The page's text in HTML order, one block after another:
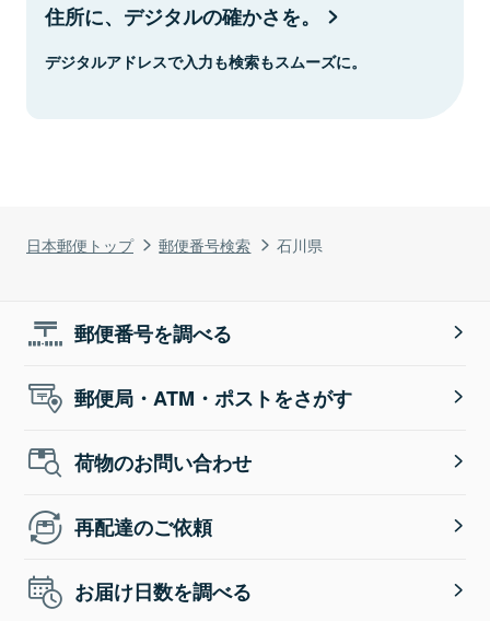
日本郵便トップ 郵便番号検索 石川県
住所に、デジタルの確かさを。
デジタルアドレスで入力も検索もスムーズに。
郵便番号を調べる
郵便局・ATM・ポストをさがす
荷物のお問い合わせ
再配達のご依頼
お届け日数を調べる